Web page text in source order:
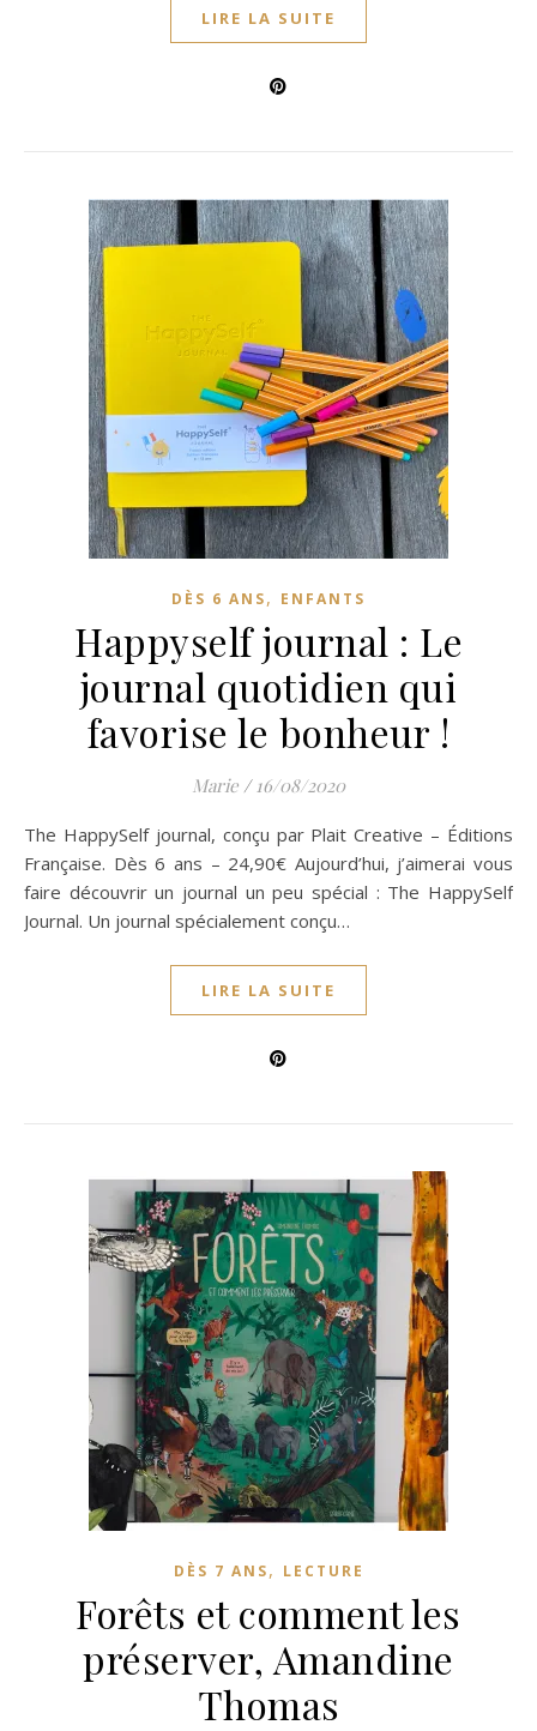
LIRE LA SUITE
DÈS 6 ANS, ENFANTS
Happyself journal : Le
journal quotidien qui
favorise le bonheur !
Marie / 16/08/2020
The HappySelf journal, conçu par Plait Creative – Éditions
Française. Dès 6 ans – 24,90€ Aujourd’hui, j’aimerai vous
faire découvrir un journal un peu spécial : The HappySelf
Journal. Un journal spécialement conçu…
LIRE LA SUITE
DÈS 7 ANS, LECTURE
Forêts et comment les
préserver, Amandine
Thomas